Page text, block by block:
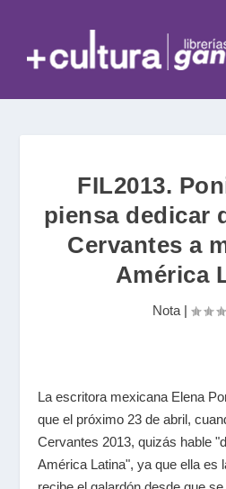
FIL2013.
piensa dedicar
Cervantes a
América
Nota|
La escritora mexicana Elena
que el próximo 23 de abril,
Cervantes 2013, quizás hable
América Latina", ya que ella es